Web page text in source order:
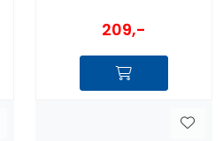
209,-